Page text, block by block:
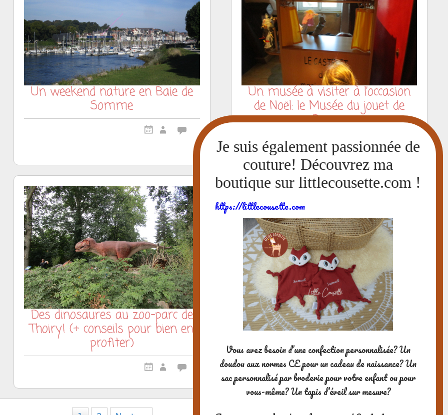
Un weekend nature en Baie de
Somme
Un musée à visiter à l’occasion
de Noël: le Musée du jouet de
Poissy
Des dinosaures au zoo-parc de
Thoiry! (+ conseils pour bien en
profiter)
Un atelier pain à la ferme de
Gally
https://littlecousette.com
Vous avez besoin d’une confection personnalisée? Un
doudou aux normes CE pour un cadeau de naissance? Un
sac personnalisé par broderie pour votre enfant ou pour
vous-même? Un tapis d’éveil sur mesure?